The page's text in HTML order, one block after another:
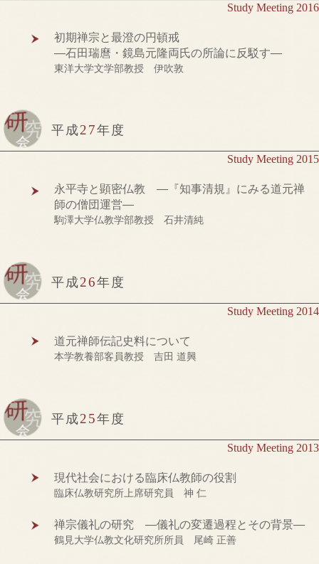
Study Meeting 2016
初期禅宗と最澄の円頓戒
―石田瑞麿・鏡島元隆両氏の所論に反駁す―
東洋大学文学部教授 伊吹敦
平成27年度
Study Meeting 2015
永平寺と顕密仏教 ―『知事清規』にみる道元禅
師の僧団運営―
駒澤大学仏教学部教授 石井清純
平成26年度
Study Meeting 2014
道元禅師伝記史料について
本学教養部客員教授 吉田 道興
平成25年度
Study Meeting 2013
現代社会における臨床仏教師の役割
臨床仏教研究所上席研究員 神 仁
禅宗儀礼の研究 ―儀礼の変遷過程とその背景―
鶴見大学仏教文化研究所所員 尾崎 正善